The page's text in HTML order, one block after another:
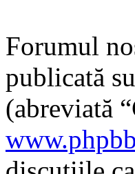
Forumul
publicată
(abreviată